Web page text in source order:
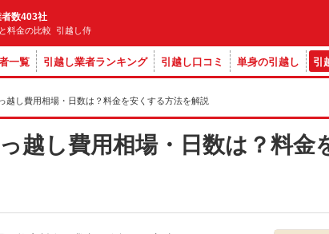
数403社
料金の比較 引越し侍
一覧 引越し業者ランキング 引越し口コミ 単身の引越し 引
越し費用相場・日数は？料金を安くする方法を解説
越し費用相場・日数は？料金